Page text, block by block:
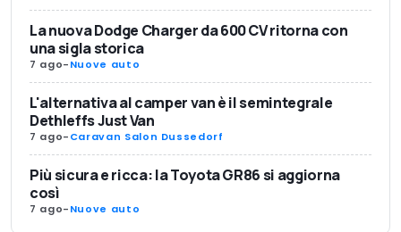
La nuova Dodge Charger da 600 CV ritorna con
una sigla storica
7 ago-Nuove auto
L'alternativa al camper van è il semintegrale
Dethleffs Just Van
7 ago-Caravan Salon Dussedorf
Più sicura e ricca: la Toyota GR86 si aggiorna
così
7 ago-Nuove auto